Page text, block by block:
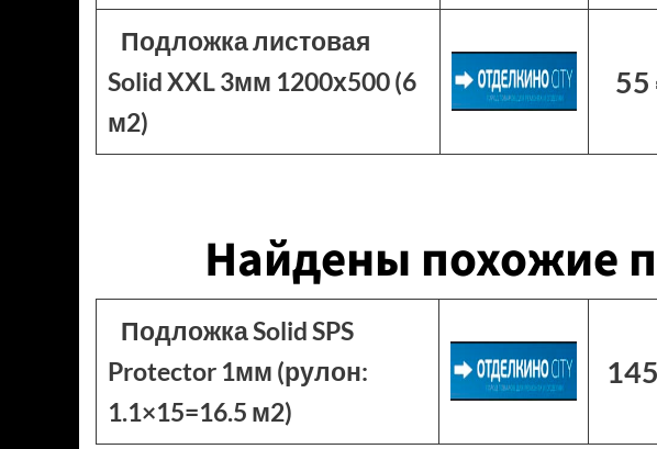
Подложка листовая
Solid XXL 3мм 1200х500 (6
м2)
55
Найдены похожие
Подложка Solid SPS
Protector 1мм (рулон:
1.1×15=16.5 м2)